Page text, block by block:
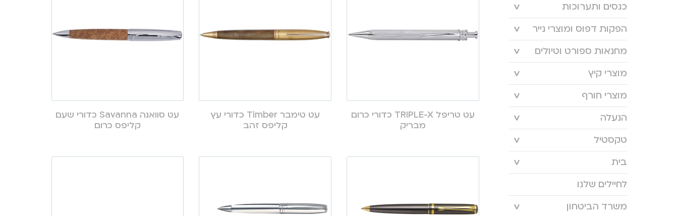
כנסים ותערוכות
הפקות דפוס ומוצרי נייר
מחנאות ספורט וטיולים
מוצרי קיץ
מוצרי חורף
הנעלה
טקסטיל
בית
לחיילים שלנו
משרד הביטחון
עט טריפל TRIPLE-X כדורי כרום
מבריק
עט טימבר Timber כדורי עץ
קליפס זהב
עט סוואנה Savanna כדורי שעם
קליפס כרום